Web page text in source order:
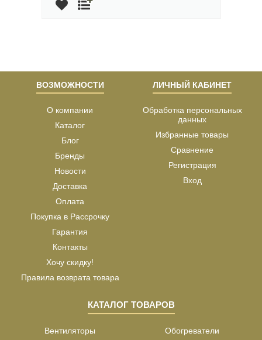
ВОЗМОЖНОСТИ
О компании
Каталог
Блог
Бренды
Новости
Доставка
Оплата
Покупка в Рассрочку
Гарантия
Контакты
Хочу скидку!
Правила возврата товара
ЛИЧНЫЙ КАБИНЕТ
Обработка персональных
данных
Избранные товары
Сравнение
Регистрация
Вход
КАТАЛОГ ТОВАРОВ
Вентиляторы
Обогреватели